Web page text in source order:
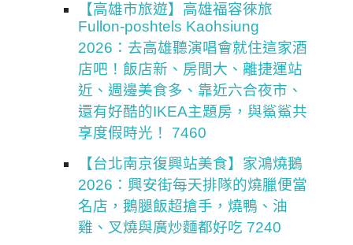
【高雄市旅遊】高雄福容徠旅
Fullon-poshtels Kaohsiung
2026：去高雄聽演唱會就住這家酒
店吧！飯店新、房間大、離捷運站
近、週邊美食多、靠近六合夜市、
還有好酷的IKEA主題房，與鯊鯊共
享度假時光！ 7460
【台北南京復興站美食】家鴻燒鵝
2026：興安街每天排隊的燒臘便當
名店，鵝腿飯超搶手，燒鴨、油
雞、叉燒與廣炒麵都好吃 7240